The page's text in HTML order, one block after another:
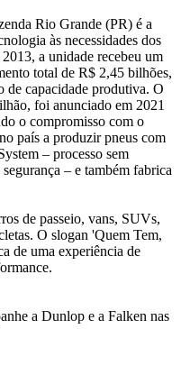
Rio Grande (PR) é a
às necessidades dos
a unidade recebeu um
total de R$ 2,45 bilhões,
de capacidade produtiva. O
foi anunciado em 2021
o compromisso com o
país a produzir pneus com
– processo sem
– e também fabrica
de passeio, vans, SUVs,
O slogan 'Quem Tem,
de uma experiência de
a Dunlop e a Falken nas